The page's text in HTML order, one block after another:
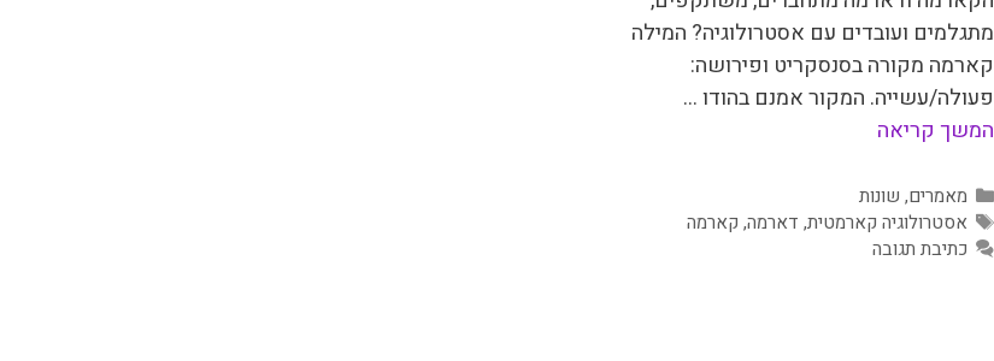
מתגלמים ועובדים עם אסטרולוגיה? המילה
קארמה מקורה בסנסקריט ופירושה:
פעולה/עשייה. המקור אמנם בהודו …
המשך קריאה
קטגוריות
מאמרים, שונות
תגיות
אסטרולוגיה קארמטית, דארמה, קארמה
כתיבת תגובה